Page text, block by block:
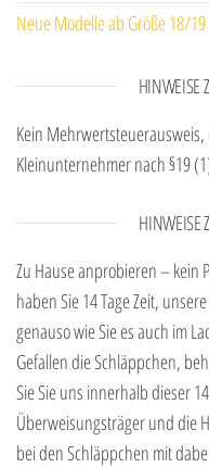
Neue Modelle ab Größe 18/19
HINWEISE
Kein
Kleinunternehmer nach §19
HINWEISE
Zu Hause anprobieren – kein
haben Sie 14 Tage Zeit,
genauso wie Sie es auch im
Gefallen die Schläppchen,
Sie Sie uns innerhalb dieser
Überweisungsträger und die
bei den Schläppchen mit